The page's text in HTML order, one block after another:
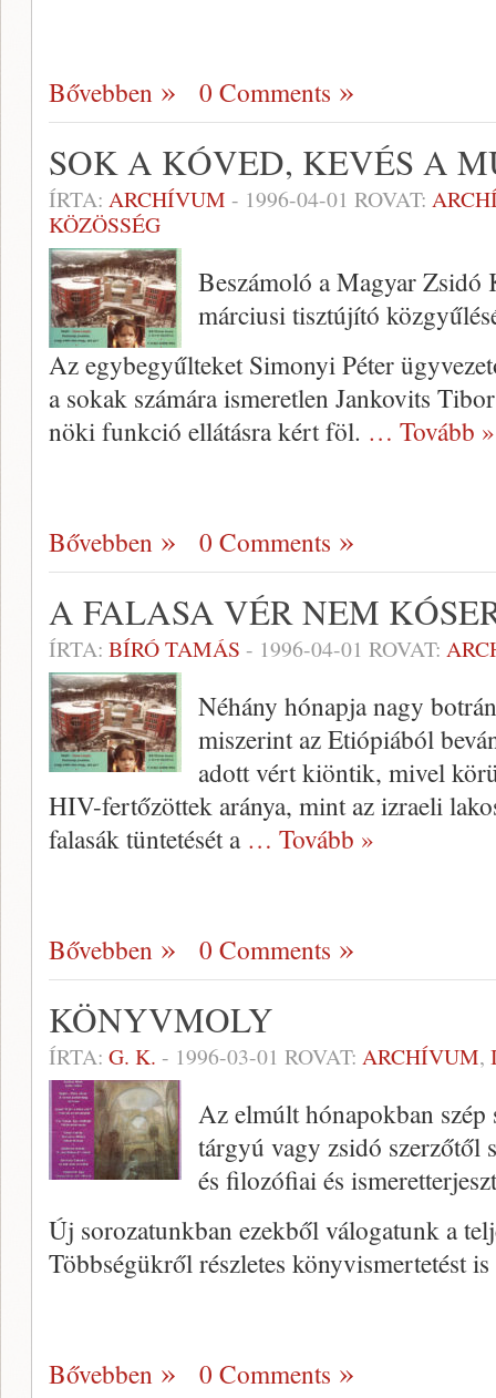
Bővebben 0 Comments
SOK A KÓVED, KEVÉS A
ÍRTA: ARCHÍVUM - 1996-04-01 ROVAT:
KÖZÖSSÉG
Beszámoló a Magyar
márciusi tisztújító
Az egybegyűlteket Simonyi Péter
a sokak számára ismeretlen Jankovits
nöki funkció ellátásra kért föl. … Tovább »
Bővebben 0 Comments
A FALASA VÉR NEM
ÍRTA: BÍRÓ TAMÁS - 1996-04-01 ROVAT:
Néhány hónapja nagy
miszerint az Etiópiá­ból
adott vért kiöntik, mivel
HIV-fertőzöttek aránya, mint az izraeli
falasák tüntetését a … Tovább »
Bővebben 0 Comments
KÖNYVMOLY
ÍRTA: G. K. - 1996-03-01 ROVAT: ARCHÍVUM,
Az elmúlt hónapokban
tárgyú vagy zsidó szerzőtől
és filozófiai és
Új sorozatunkban ezekből válogatunk a
Többségükről részletes könyvismertetést is
Bővebben 0 Comments